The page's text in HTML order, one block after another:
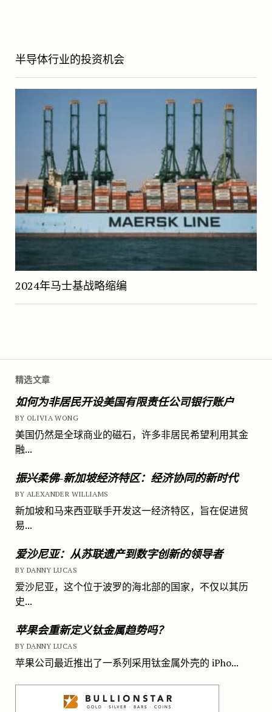
精选文章
如何为非居民开设美国有限责任公司银行账户
BY OLIVIA WONG
美国仍然是全球商业的磁石，许多非居民希望利用其金
融...
振兴柔佛-新加坡经济特区：经济协同的新时代
BY ALEXANDER WILLIAMS
新加坡和马来西亚联手开发这一经济特区，旨在促进贸
易...
爱沙尼亚：从苏联遗产到数字创新的领导者
BY DANNY LUCAS
爱沙尼亚，这个位于波罗的海北部的国家，不仅以其历
史...
苹果会重新定义钛金属趋势吗？
BY DANNY LUCAS
苹果公司最近推出了一系列采用钛金属外壳的 iPho...
半导体行业的投资机会
2024年马士基战略缩编